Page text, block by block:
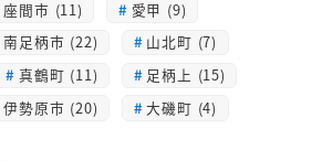
座間市 (11)
愛甲 (9)
南足柄市 (22)
山北町 (7)
真鶴町 (11)
足柄上 (15)
伊勢原市 (20)
大磯町 (4)